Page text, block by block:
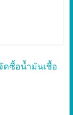
ดซื้อน้ำมันเชื้อ